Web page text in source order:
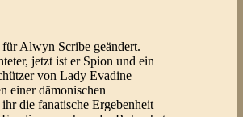
Alwyn Scribe geändert.
jetzt ist er Spion und ein
von Lady Evadine
einer dämonischen
die fanatische Ergebenheit